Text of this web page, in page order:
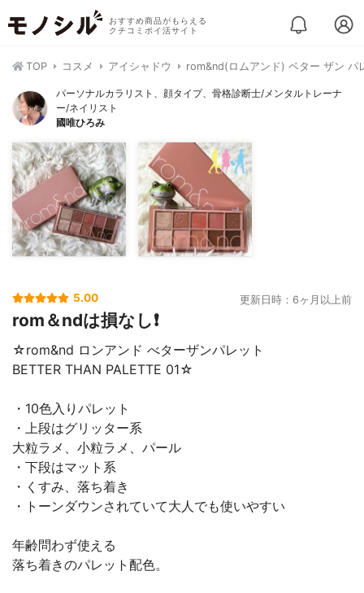
おすすめ商品がもらえる
クチコミポイ活サイト
TOP コスメ アイシャドウ rom&nd(ロムアンド) ベター ザン パ
パーソナルカラリスト、顔タイプ、骨格診断士/メンタルトレーナ
ー/ネイリスト
國唯ひろみ
5.00 更新日時：6ヶ月以上前
rom＆ndは損なし❗
☆rom&nd ロンアンド べターザンパレット
BETTER THAN PALETTE 01☆
・10色入りパレット
・上段はグリッター系
大粒ラメ、小粒ラメ、パール
・下段はマット系
・くすみ、落ち着き
・トーンダウンされていて大人でも使いやすい
年齢問わず使える
落ち着きのパレット配色。